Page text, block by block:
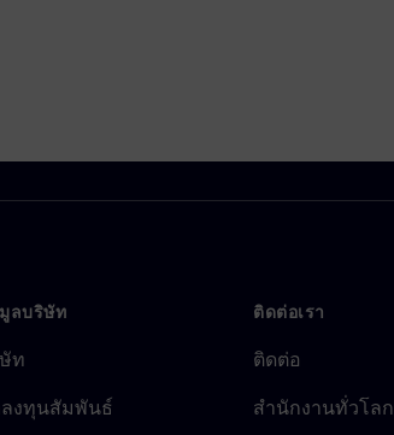
ลบริษัท
ท
งทุนสัมพันธ์
ติดต่อเรา
ติดต่อ
สำนักงานทั่วโลก